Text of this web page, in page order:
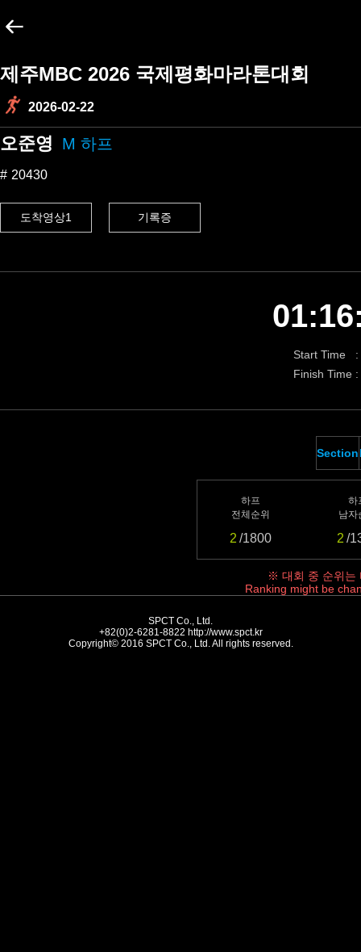
제주MBC 2026 국제평화마라톤대회
2026-02-22
오준영 M 하프
20430
도착영상1 기록증
Start Time :
Finish Time
Section
하프
전체순위
2 /1800
하
남자
2 /
※ 대회 중 순위는
Ranking might be
SPCT Co., Ltd.
+82(0)2-6281-8822 http://www.spct.kr
Copyright© 2016 SPCT Co., Ltd. All rights reserved.